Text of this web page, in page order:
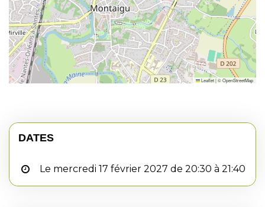
Leaflet|©OpenStreetMap
DATES
Le mercredi 17 février 2027 de 20:30 à 21:40